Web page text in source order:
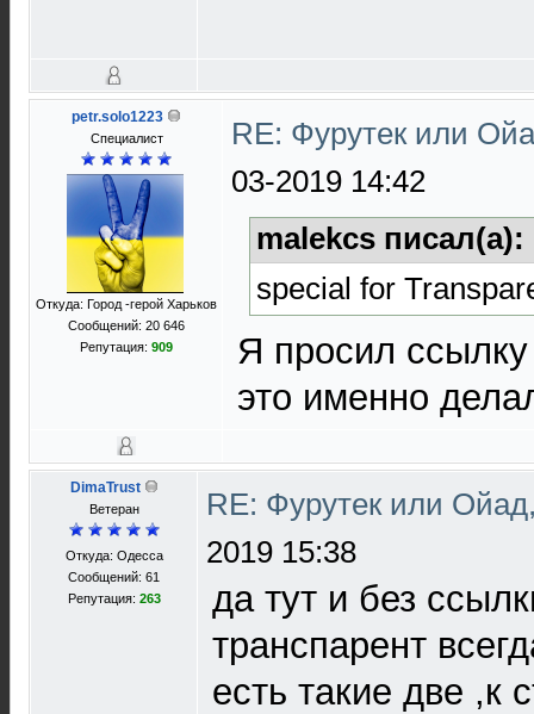
petr.solo1223
Специалист
Откуда: Город -герой Харьков
Сообщений: 20 646
Репутация: 909
RE: Фурутек или
03-2019 14:42
malekcs писал(а):
special for
Я просил
это именно
DimaTrust
Ветеран
Откуда: Одесса
Сообщений: 61
Репутация: 263
RE: Фурутек или
2019 15:38
да тут и без
транспарент
есть такие две ,к